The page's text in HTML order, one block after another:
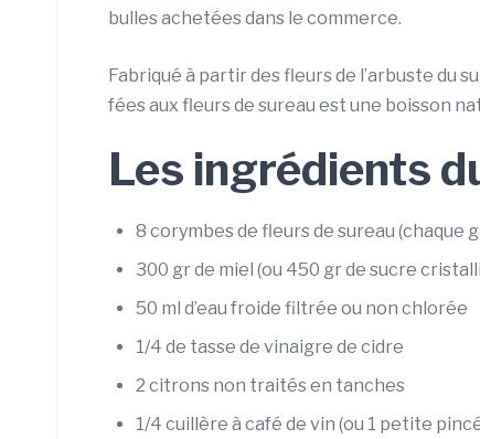
bulles achetées dans le commerce.
Fabriqué à partir des fleurs de l’arbuste du
fées aux fleurs de sureau est une boisson
Les ingrédients
8 corymbes de fleurs de sureau (chaque
300 gr de miel (ou 450 gr de sucre
50 ml d’eau froide filtrée ou non chlorée
1/4 de tasse de vinaigre de cidre
2 citrons non traités en tanches
1/4 cuillère à café de vin (ou 1 petite